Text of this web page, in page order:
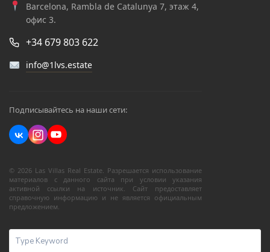
Barcelona, Rambla de Catalunya 7, этаж 4,
офис 3.
+34 679 803 622
info@1lvs.estate
Подписывайтесь на наши сети:
© 2026 Las Villas Real Estate. Разрешается использование
материалов с данного сайта при условии указания
активной ссылки на источник. Сайт предоставляет
справочную информацию и не является официальным
предложением.